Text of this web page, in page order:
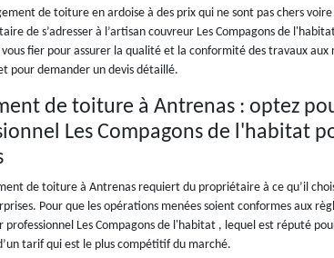
de toiture en ardoise à des prix qui ne sont pas chers
de s’adresser à l’artisan couvreur Les Compagons de
fier pour assurer la qualité et la conformité des travaux aux
pour demander un devis détaillé.
de toiture à Antrenas : optez
Les Compagons de l'habitat
de toiture à Antrenas requiert du propriétaire à ce qu’il
Pour que les opérations menées soient conformes aux
professionnel Les Compagons de l'habitat , lequel est réputé
tarif qui est le plus compétitif du marché.